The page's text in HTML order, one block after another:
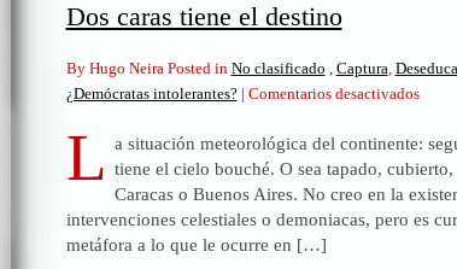
Dos caras tiene el destino
By Hugo Neira Posted in No clasificado Captura
¿Demócratas intolerantes? | Comentarios desactivadosen
caras
tiene
el
L a situación meteorológica del continente:
tiene el cielo bouché. O sea tapado,
Caracas o Buenos Aires. No creo en la
intervenciones celestiales o demoniacas, pero es
metáfora a lo que le ocurre en […]